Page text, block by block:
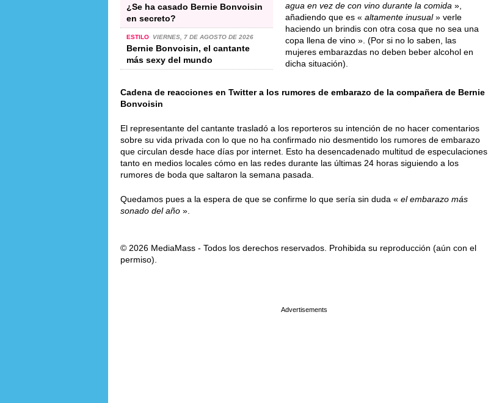
¿Se ha casado Bernie Bonvoisin
en secreto?
ESTILO VIERNES, 7 DE AGOSTO DE 2026
Bernie Bonvoisin, el cantante
más sexy del mundo
agua en vez de con vino durante la comida »,
añadiendo que es « altamente inusual» verle
haciendo un brindis con otra cosa que no sea una
copa llena de vino ». (Por si no lo saben, las
mujeres embarazdas no deben beber alcohol en
dicha situación).
Cadena de reacciones en Twitter a los rumores de embarazo de la compañera de Bernie
Bonvoisin
El representante del cantante trasladó a los reporteros su intención de no hacer comentarios
sobre su vida privada con lo que no ha confirmado nio desmentido los rumores de embarazo
que circulan desde hace días por internet. Esto ha desencadenado multitud de especulaciones
tanto en medios locales cómo en las redes durante las últimas 24 horas siguiendo a los
rumores de boda que saltaron la semana pasada.
Quedamos pues a la espera de que se confirme lo que sería sin duda « el embarazo más
sonado del año ».
© 2026 MediaMass - Todos los derechos reservados. Prohibida su reproducción (aún con el
permiso).